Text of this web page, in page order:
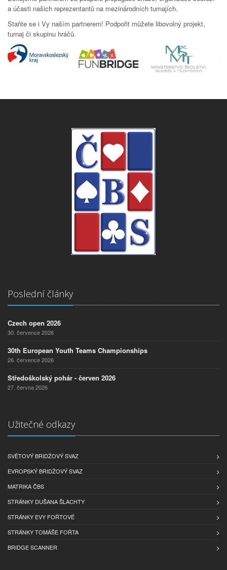
a účasti našich reprezentantů na mezinárodních turnajích.
Staňte se i Vy naším partnerem! Podpořit můžete libovolný projekt,
turnaj či skupinu hráčů.
Poslední články
Czech open 2026
30. července 2026
30th European Youth Teams Championships
26. července 2026
Středoškolský pohár - červen 2026
27. června 2026
Užitečné odkazy
SVĚTOVÝ BRIDŽOVÝ SVAZ
EVROPSKÝ BRIDŽOVÝ SVAZ
MATRIKA ČBS
STRÁNKY DUŠANA ŠLACHTY
STRÁNKY EVY FOŘTOVÉ
STRÁNKY TOMÁŠE FOŘTA
BRIDGE SCANNER